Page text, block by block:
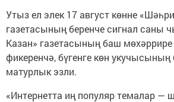
Утыз ел элек 17 август көнне
газетасының беренче сигнал саны
Казан» газетасының баш
фикеренчә, бүгенге көн укучысының
матурлык эзли.
«Интернетта иң популяр темалар —